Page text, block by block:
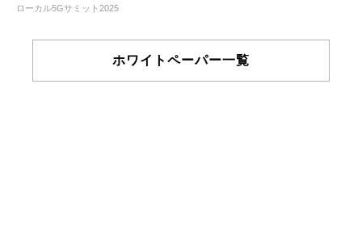
ローカル5Gサミット2025
ホワイトペーパー一覧